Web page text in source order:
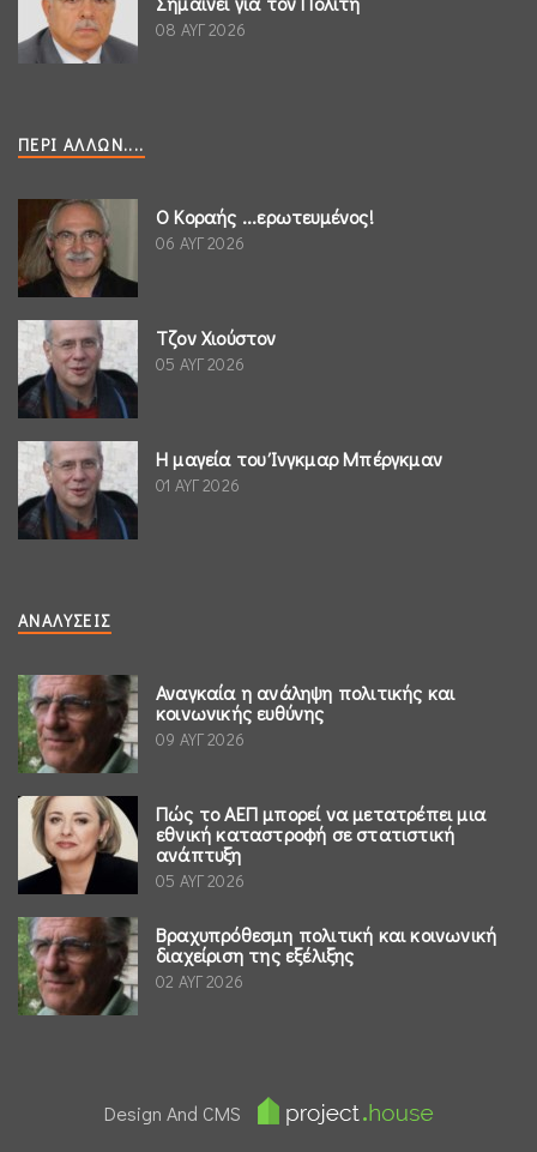
08 ΑΥΓ 2026
ΠΕΡΊ ΆΛΛΩΝ....
Ο Κοραής ...ερωτευμένος!
06 ΑΥΓ 2026
Τζον Χιούστον
05 ΑΥΓ 2026
Η μαγεία του Ίνγκμαρ Μπέργκμαν
01 ΑΥΓ 2026
ΑΝΑΛΎΣΕΙΣ
Αναγκαία η ανάληψη πολιτικής και
κοινωνικής ευθύνης
09 ΑΥΓ 2026
Πώς το ΑΕΠ μπορεί να μετατρέπει μια
εθνική καταστροφή σε στατιστική
ανάπτυξη
05 ΑΥΓ 2026
Βραχυπρόθεσμη πολιτική και κοινωνική
διαχείριση της εξέλιξης
02 ΑΥΓ 2026
Design And CMS